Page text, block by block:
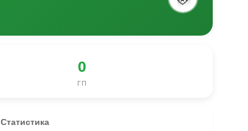
0
ГП
Статистика